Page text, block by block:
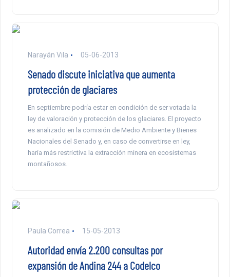
Narayán Vila 05-06-2013
Senado discute iniciativa que aumenta
protección de glaciares
En septiembre podría estar en condición de ser votada la
ley de valoración y protección de los glaciares. El proyecto
es analizado en la comisión de Medio Ambiente y Bienes
Nacionales del Senado y, en caso de convertirse en ley,
haría más restrictiva la extracción minera en ecosistemas
montañosos.
Paula Correa 15-05-2013
Autoridad envía 2.200 consultas por
expansión de Andina 244 a Codelco